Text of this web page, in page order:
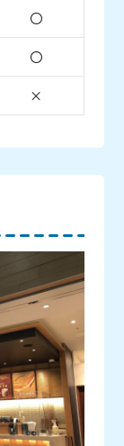
〇
取り扱いあり
〇
取り扱いあり
×取り扱い無し